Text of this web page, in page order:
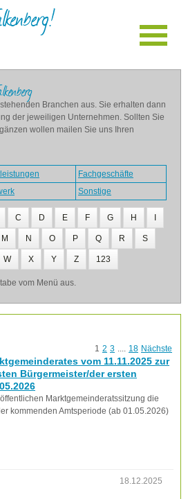
Branchen aus. Sie erhalten dann
der jeweiligen Unternehmen. Sollten Sie
wollen mailen Sie uns Ihren
Fachgeschäfte
Sonstige
C D E F G H
M N O P Q R S
W X Y Z 123
vom Menü aus.
1 2 3 .... 18 Nächste
vom 11.11.2025 zur
Bürgermeister/der ersten
Marktgemeinderatssitzung die
kommenden Amtsperiode (ab 01.05.2026)
18.12.2025